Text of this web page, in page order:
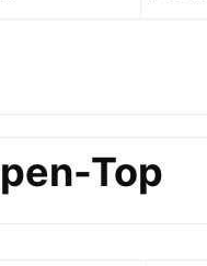
Top